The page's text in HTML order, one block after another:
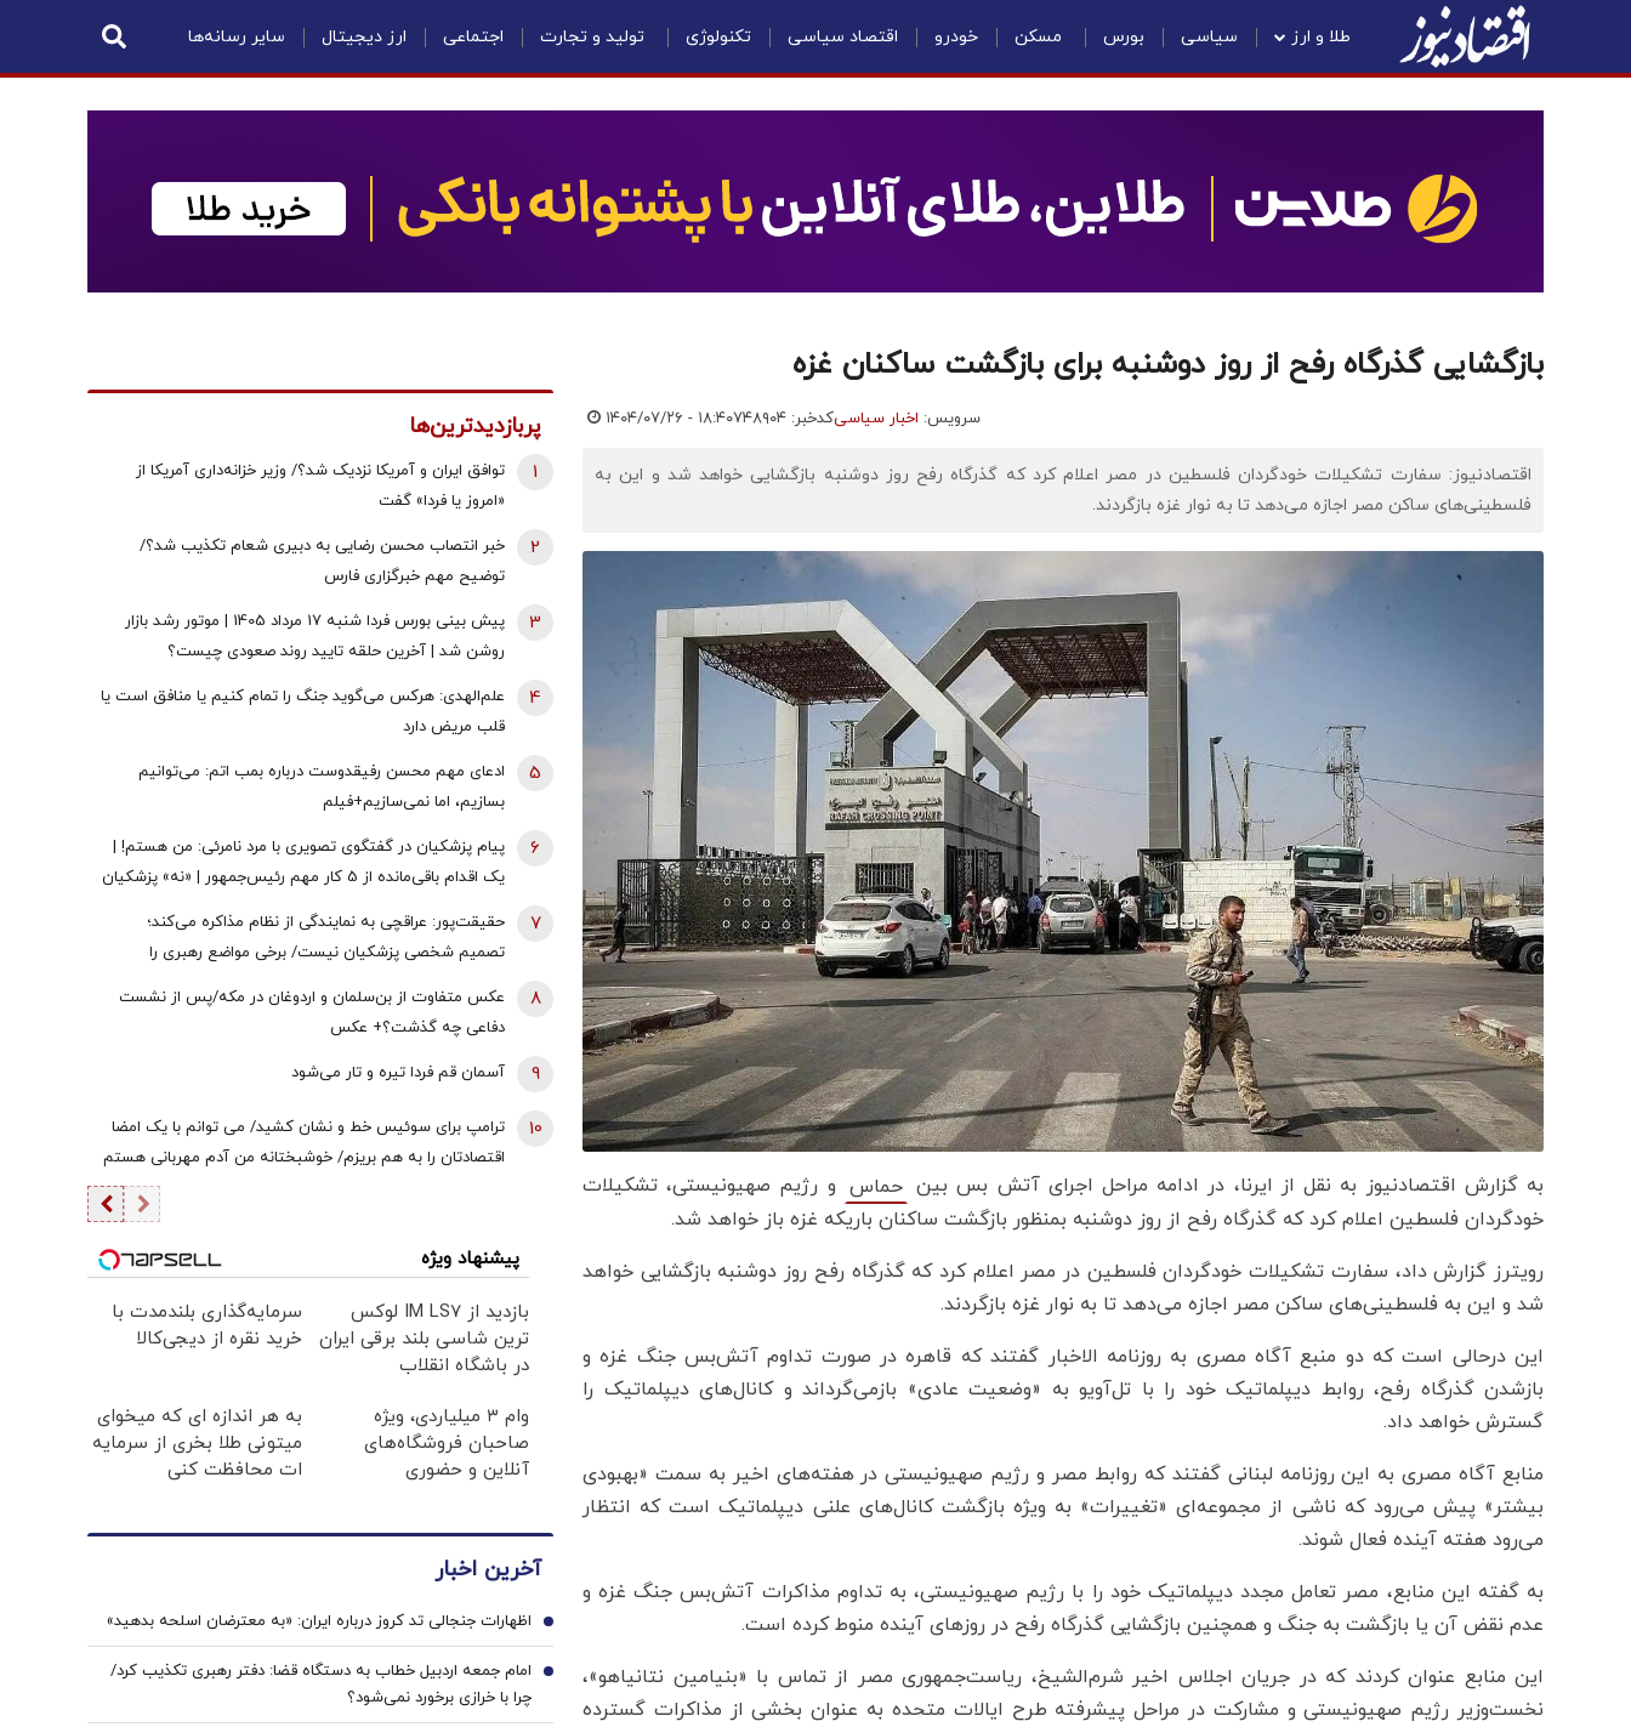
طلا و ارز سیاسی بورس مسکن خودرو اقتصاد سیاسی تکنولوژی تولید و تجارت اجتماعی ارز دیجیتال سایر رسانه‌ها
بازگشایی گذرگاه رفح از روز دوشنبه برای بازگشت ساکنان غزه
سرویس: اخبار سیاسیکدخبر: ۷۴۸۹۰۴ ۱۴۰۴/۰۷/۲۶ - ۱۸:۴۰
اقتصادنیوز: سفارت تشکیلات خودگردان فلسطین در مصر اعلام کرد که گذرگاه رفح روز دوشنبه بازگشایی خواهد شد و این به
فلسطینی‌های ساکن مصر اجازه می‌دهد تا به نوار غزه بازگردند.
به گزارش اقتصادنیوز به نقل از ایرنا، در ادامه مراحل اجرای آتش بس بین حماس و رژیم صهیونیستی، تشکیلات
خودگردان فلسطین اعلام کرد که گذرگاه رفح از روز دوشنبه بمنظور بازگشت ساکنان باریکه غزه باز خواهد شد.
رویترز گزارش داد، سفارت تشکیلات خودگردان فلسطین در مصر اعلام کرد که گذرگاه رفح روز دوشنبه بازگشایی خواهد
شد و این به فلسطینی‌های ساکن مصر اجازه می‌دهد تا به نوار غزه بازگردند.
این درحالی است که دو منبع آگاه مصری به روزنامه الاخبار گفتند که قاهره در صورت تداوم آتش‌بس جنگ غزه و
بازشدن گذرگاه رفح، روابط دیپلماتیک خود را با تل‌آویو به «وضعیت عادی» بازمی‌گرداند و کانال‌های دیپلماتیک را
گسترش خواهد داد.
منابع آگاه مصری به این روزنامه لبنانی گفتند که روابط مصر و رژیم صهیونیستی در هفته‌های اخیر به سمت «بهبودی
بیشتر» پیش می‌رود که ناشی از مجموعه‌ای «تغییرات» به ویژه بازگشت کانال‌های علنی دیپلماتیک است که انتظار
می‌رود هفته آینده فعال شوند.
به گفته این منابع، مصر تعامل مجدد دیپلماتیک خود را با رژیم صهیونیستی، به تداوم مذاکرات آتش‌بس جنگ غزه و
عدم نقض آن یا بازگشت به جنگ و همچنین بازگشایی گذرگاه رفح در روزهای آینده منوط کرده است.
این منابع عنوان کردند که در جریان اجلاس اخیر شرم‌الشیخ، ریاست‌جمهوری مصر از تماس با «بنیامین نتانیاهو»،
نخست‌وزیر رژیم صهیونیستی و مشارکت در مراحل پیشرفته طرح ایالات متحده به عنوان بخشی از مذاکرات گسترده
پربازدیدترین‌ها
توافق ایران و آمریکا نزدیک شد؟/ وزیر خزانه‌داری آمریکا از
«امروز یا فردا» گفت
1
خبر انتصاب محسن رضایی به دبیری شعام تکذیب شد؟/
توضیح مهم خبرگزاری فارس
2
پیش بینی بورس فردا شنبه 17 مرداد 1405 | موتور رشد بازار
روشن شد | آخرین حلقه تایید روند صعودی چیست؟
3
علم‌الهدی: هرکس می‌گوید جنگ را تمام کنیم یا منافق است یا
قلب مریض دارد
4
ادعای مهم محسن رفیقدوست درباره بمب اتم: می‌توانیم
بسازیم، اما نمی‌سازیم+فیلم
5
پیام پزشکیان در گفتگوی تصویری با مرد نامرئی: من هستم! |
یک اقدام باقی‌مانده از 5 کار مهم رئیس‌جمهور | «نه» پزشکیان
به مجریان گوش به فرمان جبلی و جلیلی!
6
حقیقت‌پور: عراقچی به نمایندگی از نظام مذاکره می‌کند؛
تصمیم شخصی پزشکیان نیست/ برخی مواضع رهبری را
7
عکس متفاوت از بن‌سلمان و اردوغان در مکه/پس از نشست
دفاعی چه گذشت؟+ عکس
8
آسمان قم فردا تیره و تار می‌شود 9
ترامپ برای سوئیس خط و نشان کشید/ می توانم با یک امضا
اقتصادتان را به هم بریزم/ خوشبختانه من آدم مهربانی هستم
10
پیشنهاد ویژه
بازدید از IM LS7 لوکس
ترین شاسی بلند برقی ایران
در باشگاه انقلاب
سرمایه‌گذاری بلندمدت با
خرید نقره از دیجی‌کالا
وام ۳ میلیاردی، ویژه
صاحبان فروشگاه‌های
آنلاین و حضوری
به هر اندازه ای که میخوای
میتونی طلا بخری از سرمایه
ات محافظت کنی
آخرین اخبار
اظهارات جنجالی تد کروز درباره ایران: «به معترضان اسلحه بدهید» 1
امام جمعه اردبیل خطاب به دستگاه قضا: دفتر رهبری تکذیب کرد/
چرا با خرازی برخورد نمی‌شود؟
2